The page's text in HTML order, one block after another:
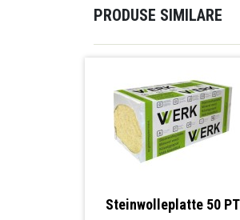
PRODUSE SIMILARE
Steinwolleplatte 50 PT